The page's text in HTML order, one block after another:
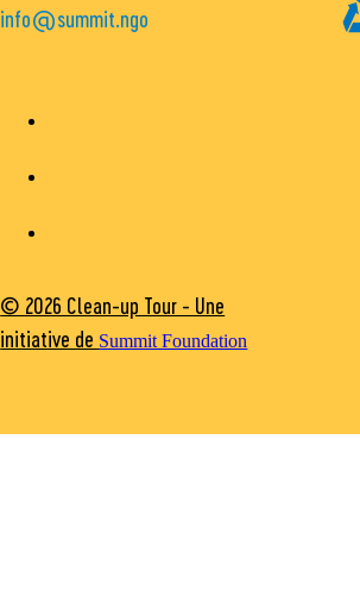
info@summit.ngo
© 2026 Clean-up Tour - Une
initiative de Summit Foundation